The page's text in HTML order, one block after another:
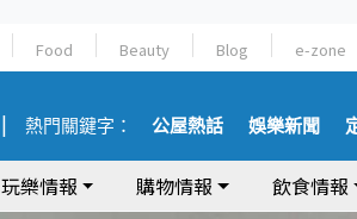
Food Beauty Blog e-zone
熱門關鍵字： 公屋熱話 娛樂新聞
玩樂情報 購物情報 飲食情報